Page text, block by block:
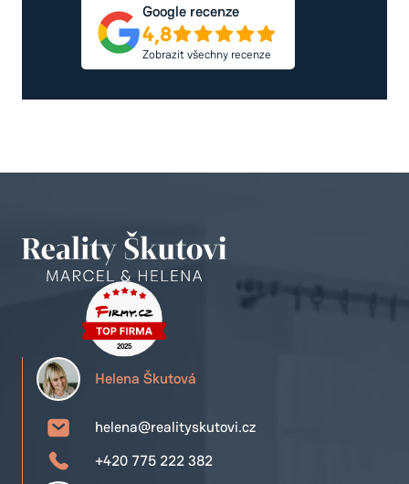
Google recenze
4,8
Zobrazit všechny recenze
Helena Škutová
helena@realityskutovi.cz
+420 775 222 382